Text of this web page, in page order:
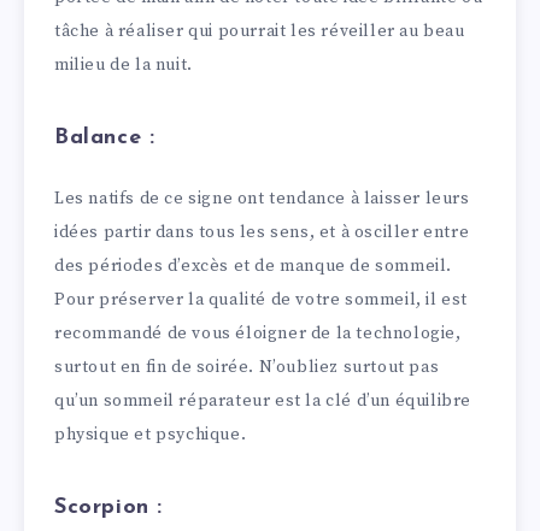
tâche à réaliser qui pourrait les réveiller au beau
milieu de la nuit.
Balance :
Les natifs de ce signe ont tendance à laisser leurs
idées partir dans tous les sens, et à osciller entre
des périodes d’excès et de manque de sommeil.
Pour préserver la qualité de votre sommeil, il est
recommandé de vous éloigner de la technologie,
surtout en fin de soirée. N’oubliez surtout pas
qu’un sommeil réparateur est la clé d’un équilibre
physique et psychique.
Scorpion :